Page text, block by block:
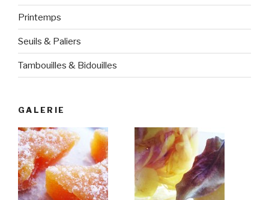
Printemps
Seuils & Paliers
Tambouilles & Bidouilles
GALERIE